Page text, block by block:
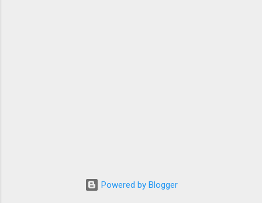
Powered by Blogger